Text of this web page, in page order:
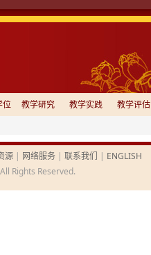
位 教学研究 教学实践 教学评估
源 | 网络服务 | 联系我们 | ENGLISH
Rights Reserved.